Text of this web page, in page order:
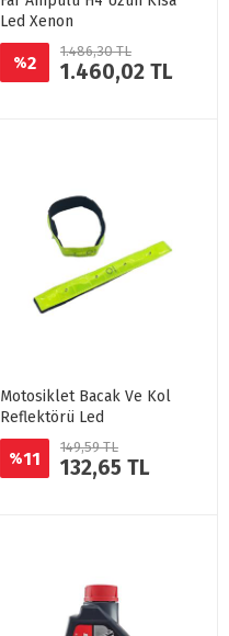
Led Xenon
%2
1.486,30 TL
1.460,02 TL
Motosiklet Bacak Ve Kol
Reflektörü Led
%11
149,59 TL
132,65 TL